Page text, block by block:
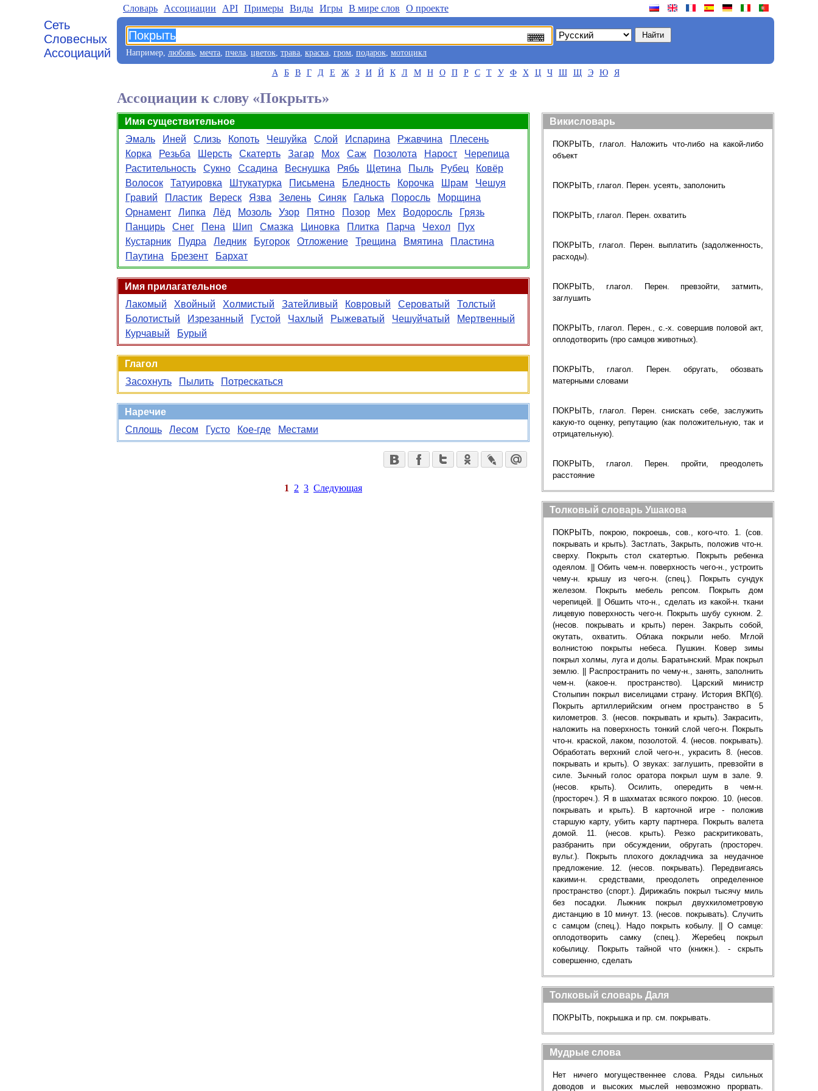
Сеть
Словесных
Ассоциаций
Словарь Aссоциации API Примеры Виды Игры В мире слов О проекте
Например, любовь, мечта, пчела, цветок, трава, краска, гром, подарок, мотоцикл
А Б В Г Д Е Ж З И Й К Л М Н О П Р С Т У Ф Х Ц Ч Ш Щ Э Ю Я
Ассоциации к слову «Покрыть»
Имя существительное
Эмаль
Иней Слизь Копоть Чешуйка Слой Испарина Ржавчина
Плесень
Корка
Резьба Шерсть Скатерть Загар Мох Саж Позолота Нарост
Черепица
Растительность
Сукно Ссадина Веснушка Рябь Щетина Пыль Рубец
Ковёр
Волосок
Татуировка Штукатурка Письмена Бледность Корочка Шрам
Чешуя
Гравий
Пластик Вереск Язва Зелень Синяк Галька Поросль
Морщина
Орнамент
Липка Лёд Мозоль Узор Пятно Позор Мех Водоросль
Грязь
Панцирь
Снег Пена Шип Смазка Циновка Плитка Парча Чехол
Пух
Кустарник
Пудра Ледник Бугорок Отложение Трещина Вмятина
Пластина
Паутина
Брезент Бархат
Имя прилагательное
Лакомый
Хвойный Холмистый Затейливый Ковровый Сероватый
Толстый
Болотистый
Изрезанный Густой Чахлый Рыжеватый Чешуйчатый
Мертвенный
Курчавый
Бурый
Глагол
Засохнуть
Пылить Потрескаться
Наречие
Сплошь
Лесом Густо Кое-где Местами
1 2 3 Следующая
Викисловарь
ПОКРЫТЬ, глагол. Наложить что-либо на какой-либо
объект
ПОКРЫТЬ, глагол. Перен. усеять, заполонить
ПОКРЫТЬ, глагол. Перен. охватить
ПОКРЫТЬ, глагол. Перен. выплатить (задолженность,
расходы).
ПОКРЫТЬ, глагол. Перен. превзойти, затмить,
заглушить
ПОКРЫТЬ, глагол. Перен., с.-х. совершив половой акт,
оплодотворить (про самцов животных).
ПОКРЫТЬ, глагол. Перен. обругать, обозвать
матерными словами
ПОКРЫТЬ, глагол. Перен. снискать себе, заслужить
какую-то оценку, репутацию (как положительную, так и
отрицательную).
ПОКРЫТЬ, глагол. Перен. пройти, преодолеть
расстояние
Толковый словарь Ушакова
ПОКРЫТЬ, покрою, покроешь, сов., кого-что. 1. (сов.
покрывать и крыть). Застлать, Закрыть, положив что-н.
сверху. Покрыть стол скатертью. Покрыть ребенка
одеялом. || Обить чем-н. поверхность чего-н., устроить
чему-н. крышу из чего-н. (спец.). Покрыть сундук
железом. Покрыть мебель репсом. Покрыть дом
черепицей. || Обшить что-н., сделать из какой-н. ткани
лицевую поверхность чего-н. Покрыть шубу сукном. 2.
(несов. покрывать и крыть) перен. Закрыть собой,
окутать, охватить. Облака покрыли небо. Мглой
волнистою покрыты небеса. Пушкин. Ковер зимы
покрыл холмы, луга и долы. Баратынский. Мрак покрыл
землю. || Распространить по чему-н., занять, заполнить
чем-н. (какое-н. пространство). Царский министр
Столыпин покрыл виселицами страну. История ВКП(б).
Покрыть артиллерийским огнем пространство в 5
километров. 3. (несов. покрывать и крыть). Закрасить,
наложить на поверхность тонкий слой чего-н. Покрыть
что-н. краской, лаком, позолотой. 4. (несов. покрывать).
Обработать верхний слой чего-н., украсить 8. (несов.
покрывать и крыть). О звуках: заглушить, превзойти в
силе. Зычный голос оратора покрыл шум в зале. 9.
(несов. крыть). Осилить, опередить в чем-н.
(простореч.). Я в шахматах всякого покрою. 10. (несов.
покрывать и крыть). В карточной игре - положив
старшую карту, убить карту партнера. Покрыть валета
домой. 11. (несов. крыть). Резко раскритиковать,
разбранить при обсуждении, обругать (простореч.
вульг.). Покрыть плохого докладчика за неудачное
предложение. 12. (несов. покрывать). Передвигаясь
какими-н. средствами, преодолеть определенное
пространство (спорт.). Дирижабль покрыл тысячу миль
без посадки. Лыжник покрыл двухкилометровую
дистанцию в 10 минут. 13. (несов. покрывать). Случить
с самцом (спец.). Надо покрыть кобылу. || О самце:
оплодотворить самку (спец.). Жеребец покрыл
кобылицу. Покрыть тайной что (книжн.). - скрыть
совершенно, сделать
Толковый словарь Даля
ПОКРЫТЬ, покрышка и пр. см. покрывать.
Мудрые слова
Нет ничего могущественнее слова. Ряды сильных
доводов и высоких мыслей невозможно прорвать.